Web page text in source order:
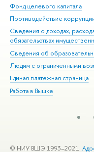
Фонд целевого капитала
Противодействие
Сведения о доходах,
обязательствах
Сведения об
Людям с ограниченными
Единая платежная страница
Работа в Вышке
© НИУ ВШЭ 1993–2021